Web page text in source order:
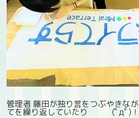
管理者 藤田が独り言をつぶやきな
てを繰り返していたり (ﾟдﾟ)！